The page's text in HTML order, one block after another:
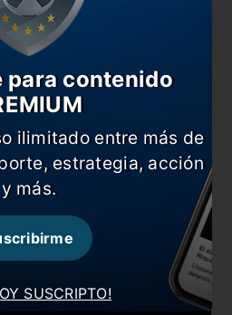
SUSCRIPTO!
para contenido
ilimitado entre más de
estrategia, acción
y más.